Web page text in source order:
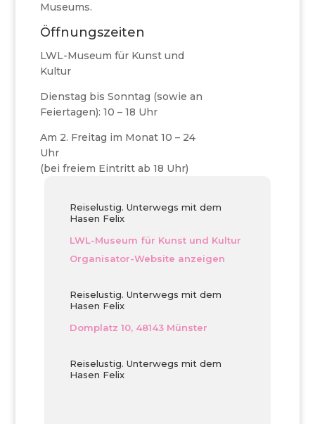
Museums.
Öffnungszeiten
LWL-Museum für Kunst und
Kultur
Dienstag bis Sonntag (sowie an
Feiertagen): 10 – 18 Uhr
Am 2. Freitag im Monat 10 – 24
Uhr
(bei freiem Eintritt ab 18 Uhr)
Reiselustig. Unterwegs mit dem
Hasen Felix
LWL-Museum für Kunst und Kultur
Organisator-Website anzeigen
Reiselustig. Unterwegs mit dem
Hasen Felix
Domplatz 10, 48143 Münster
Reiselustig. Unterwegs mit dem
Hasen Felix